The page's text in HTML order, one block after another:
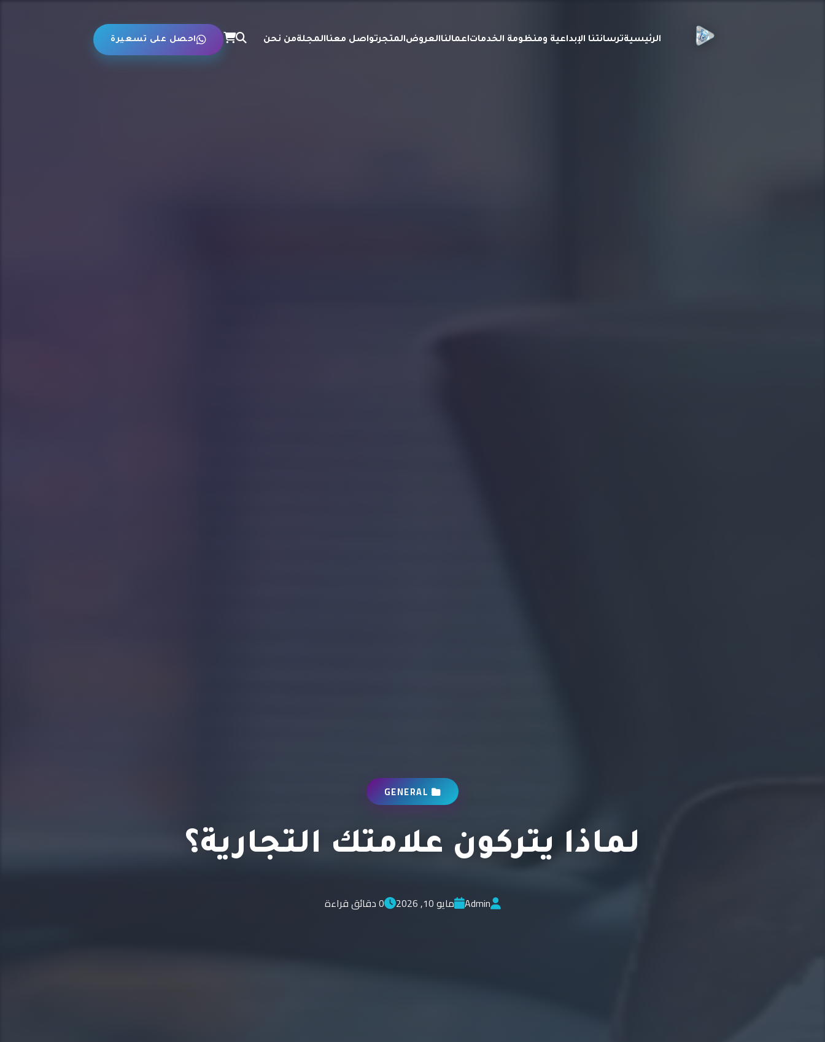
الرئيسيةترسانتنا الإبداعية ومنظومة الخدماتاعمالناالعروضالمتجرتواصل معناالمجلةمن نحن احصل على تسعيرة
لماذا يتركون علامتك التجارية؟
Admin مايو 10, 2026 0 دقائق قراءة